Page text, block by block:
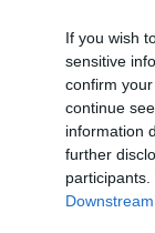
If you wish
sensitive
confirm
continue
information
further
"Απόλυτο